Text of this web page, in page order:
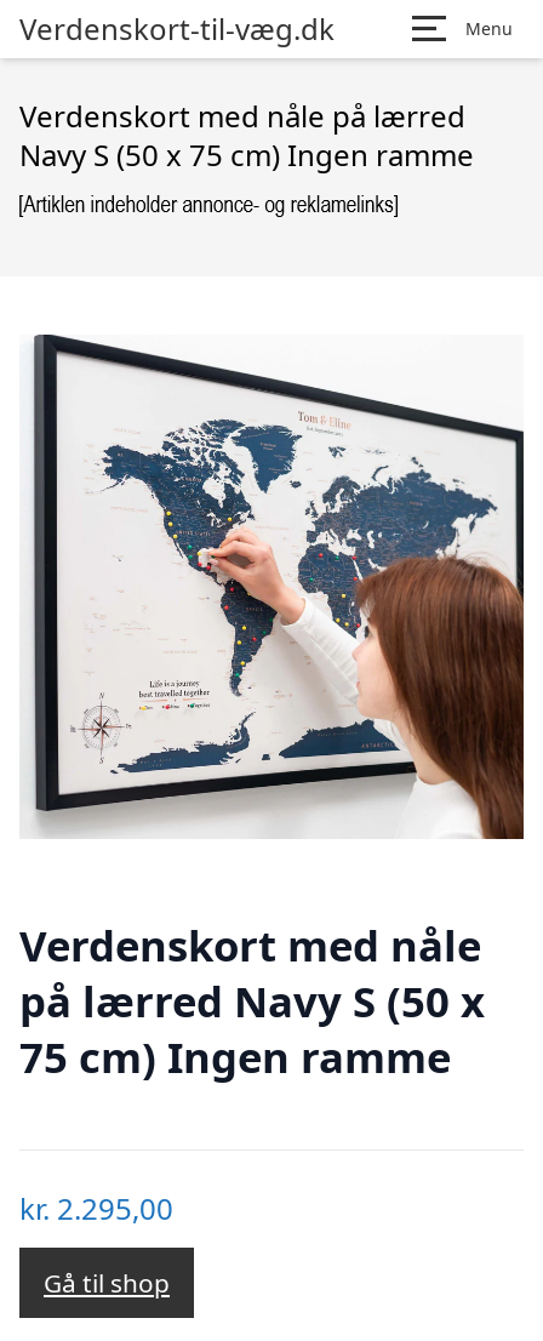
Verdenskort-til-væg.dk Menu
Verdenskort med nåle på lærred
Navy S (50 x 75 cm) Ingen ramme
Verdenskort med nåle
på lærred Navy S (50 x
75 cm) Ingen ramme
kr. 2.295,00
Gå til shop